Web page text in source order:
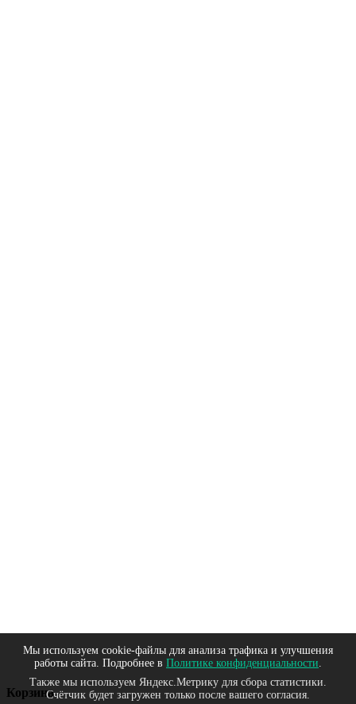
Корзина
Мы используем cookie-файлы для анализа трафика и улучшения
работы сайта. Подробнее в Политике конфиденциальности.
Также мы используем Яндекс.Метрику для сбора статистики.
Счётчик будет загружен только после вашего согласия.